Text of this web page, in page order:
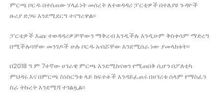
ምርጫ ቦርዱ በተሰጠው ሃላፊነት መሰረት ለተወዳዳሪ ፓርቲዎች በተለያዩ ጉዳዮች
ዙሪያ ድጋፍ እንደሚደርግ ተናግረዋል፡፡
ፓርቲዎች እጩ ተወዳዳሪዎቻቸውን ማቅረብ እንዲችሉ እንዲሁም ቅስቀሳም ማድረግ
በሚችሉባቸው መንገዶች ሁሉ ቦርዱ አብሯቸው እንደሚሰራ ነው ያመላከቱት፡፡
በ2018 ዓ.ም 7ተኛው ሀገራዊ ምርጫ እንደሚከናወን የሚጠበቅ ሲሆን በፖለቲካ
ምህዳሩ እና በምርጫ ስነስርዓቱ ላይ ክፍተቶች እንዳይፈጠሩ በሀገሪቱ ሰላም የማስፈን
ስራ ትኩረት እንደሚሻ ተገልጿል፡፡